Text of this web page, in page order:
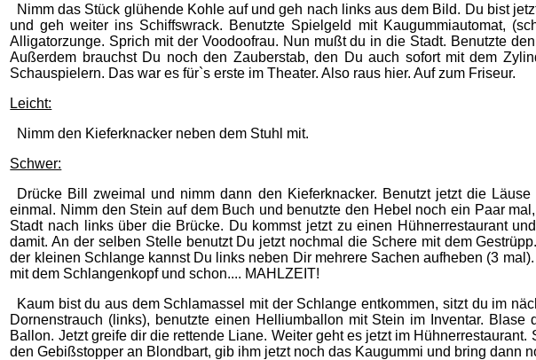
Nimm das Stück glühende Kohle auf und geh nach links aus dem Bild. Du bist
und geh weiter ins Schiffswrack. Benutzte Spielgeld mit Kaugummiautomat,
Alligatorzunge. Sprich mit der Voodoofrau. Nun mußt du in die Stadt. Benutzte
Außerdem brauchst Du noch den Zauberstab, den Du auch sofort mit dem
Schauspielern. Das war es für`s erste im Theater. Also raus hier. Auf zum Friseur.
Leicht:
Nimm den Kieferknacker neben dem Stuhl mit.
Schwer:
Drücke Bill zweimal und nimm dann den Kieferknacker. Benutzt jetzt die
einmal. Nimm den Stein auf dem Buch und benutzte den Hebel noch ein Paar
Stadt nach links über die Brücke. Du kommst jetzt zu einen Hühnerrestaurant
damit. An der selben Stelle benutzt Du jetzt nochmal die Schere mit dem
der kleinen Schlange kannst Du links neben Dir mehrere Sachen aufheben (3
mit dem Schlangenkopf und schon.... MAHLZEIT!
Kaum bist du aus dem Schlamassel mit der Schlange entkommen, sitzt du im
Dornenstrauch (links), benutzte einen Helliumballon mit Stein im Inventar.
Ballon. Jetzt greife dir die rettende Liane. Weiter geht es jetzt im
den Gebißstopper an Blondbart, gib ihm jetzt noch das Kaugummi und bring dann